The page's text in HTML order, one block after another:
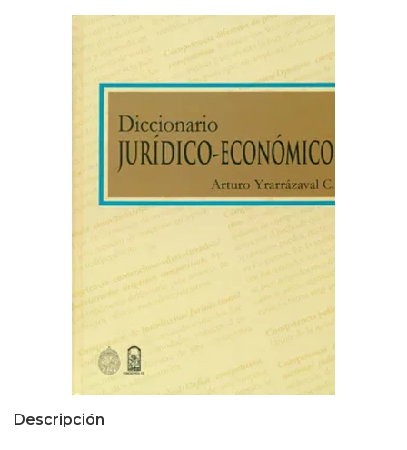
Descripción